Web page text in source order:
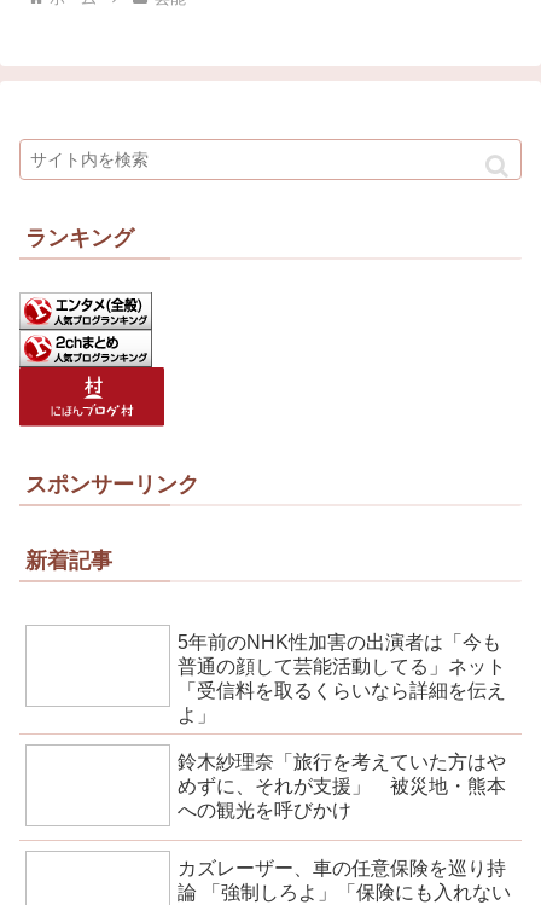
ランキング
スポンサーリンク
新着記事
5年前のNHK性加害の出演者は「今も
普通の顔して芸能活動してる」ネット
「受信料を取るくらいなら詳細を伝え
よ」
鈴木紗理奈「旅行を考えていた方はや
めずに、それが支援」 被災地・熊本
への観光を呼びかけ
カズレーザー、車の任意保険を巡り持
論 「強制しろよ」「保険にも入れない